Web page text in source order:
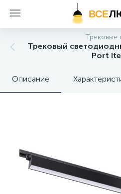
ВСЕ
Трековые
Трековый
Port
Описание